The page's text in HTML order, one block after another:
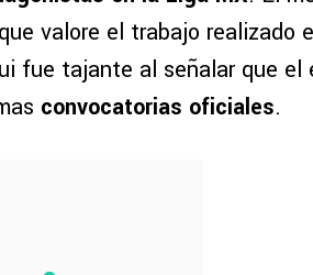
valore el trabajo realizado
fue tajante al señalar que el
convocatorias oficiales.